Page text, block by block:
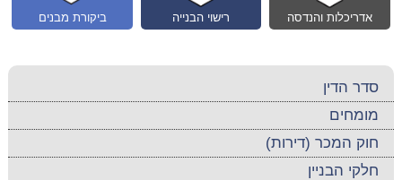
ביקורת מבנים רישוי הבנייה אדריכלות והנדסה
סדר הדין
מומחים
חוק המכר (דירות)
חלקי הבניין